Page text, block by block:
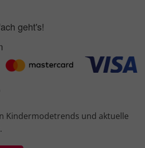
geht's!
Kindermodetrends und aktuelle